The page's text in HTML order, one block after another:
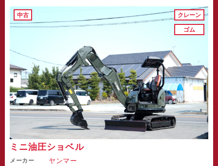
中古
クレーン
ゴム
ミニ油圧ショベル
メーカー ヤンマー